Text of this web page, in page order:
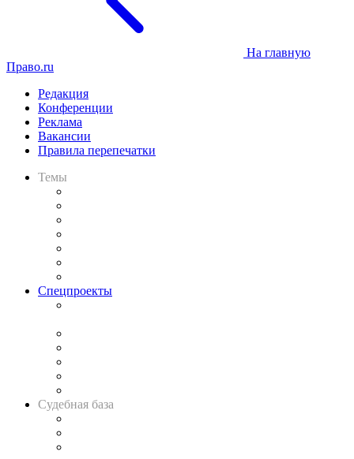
На главную
Право.ru
Редакция
Конференции
Реклама
Вакансии
Правила перепечатки
Темы
Спецпроекты
Судебная база